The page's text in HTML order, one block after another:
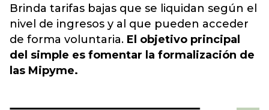
Brinda tarifas bajas que se liquidan según el
nivel de ingresos y al que pueden acceder
de forma voluntaria. El objetivo principal
del simple es fomentar la formalización de
las Mipyme.